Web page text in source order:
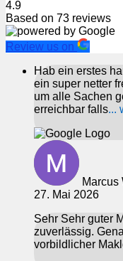
4.9
Based on 73 reviews
Review us on
Hab ein erstes
ein super netter
um alle Sachen
erreichbar falls...
Marcus
27. Mai 2026
Sehr Sehr guter
zuverlässig.
vorbildlicher